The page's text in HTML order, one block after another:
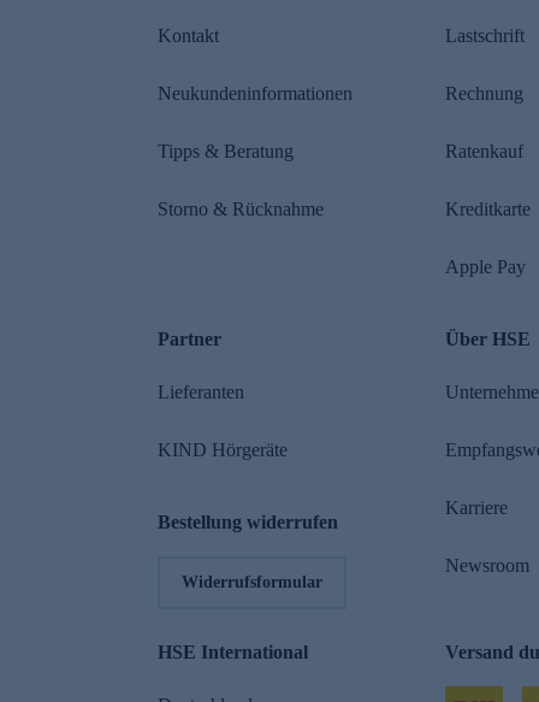
Kontakt
Neukundeninformationen
Tipps & Beratung
Storno & Rücknahme
Lastschrift
Rechnung
Ratenkauf
Kreditkarte
Apple Pay
Partner
Lieferanten
KIND Hörgeräte
Bestellung widerrufen
Widerrufsformular
Über HSE
Karriere
Newsroom
HSE International Versand